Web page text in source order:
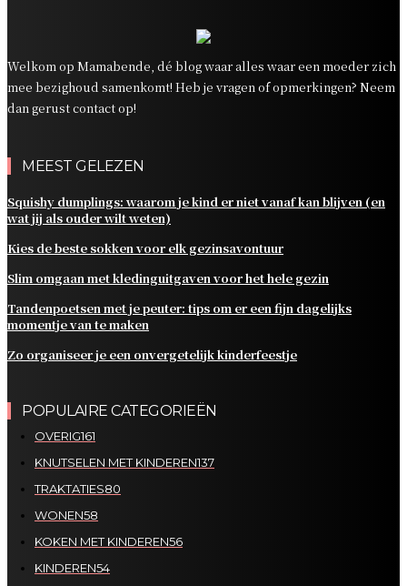
Welkom op Mamabende, dé blog waar alles waar een moeder zich
mee bezighoud samenkomt! Heb je vragen of opmerkingen? Neem
dan gerust contact op!
MEEST GELEZEN
Squishy dumplings: waarom je kind er niet vanaf kan blijven (en
wat jij als ouder wilt weten)
Kies de beste sokken voor elk gezinsavontuur
Slim omgaan met kledinguitgaven voor het hele gezin
Tandenpoetsen met je peuter: tips om er een fijn dagelijks
momentje van te maken
Zo organiseer je een onvergetelijk kinderfeestje
POPULAIRE CATEGORIEËN
OVERIG161
KNUTSELEN MET KINDEREN137
TRAKTATIES80
WONEN58
KOKEN MET KINDEREN56
KINDEREN54